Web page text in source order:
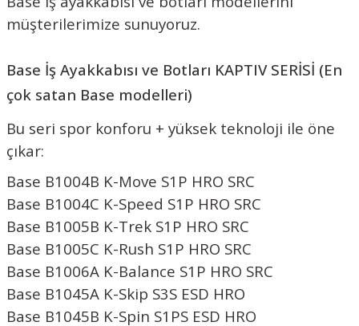
müşterilerimize sunuyoruz.
Base İş Ayakkabısı ve Botları KAPTIV SERİSİ (En
çok satan Base modelleri)
Bu seri spor konforu + yüksek teknoloji ile öne
çıkar:
Base B1004B K-Move S1P HRO SRC
Base B1004C K-Speed S1P HRO SRC
Base B1005B K-Trek S1P HRO SRC
Base B1005C K-Rush S1P HRO SRC
Base B1006A K-Balance S1P HRO SRC
Base B1045A K-Skip S3S ESD HRO
Base B1045B K-Spin S1PS ESD HRO